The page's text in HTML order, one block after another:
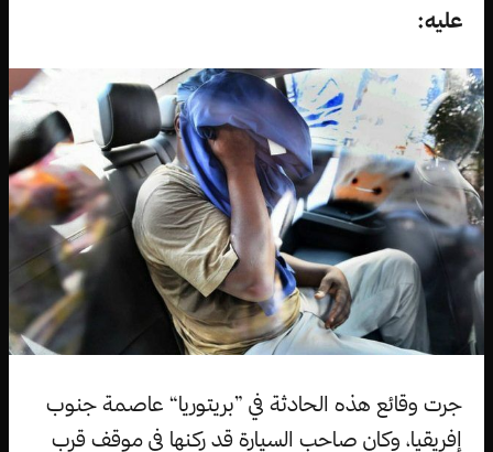
عليه:
جرت وقائع هذه الحادثة في ”بريتوريا“ عاصمة جنوب
إفريقيا، وكان صاحب السيارة قد ركنها في موقف قرب